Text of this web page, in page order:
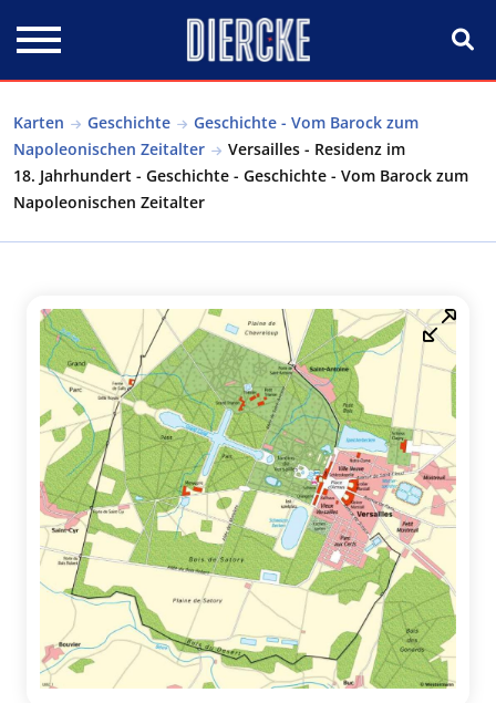
Karten Geschichte
Geschichte - Vom Barock zum
Napoleonischen Zeitalter
Versailles - Residenz im
18. Jahrhundert - Geschichte - Geschichte - Vom Barock zum
Napoleonischen Zeitalter